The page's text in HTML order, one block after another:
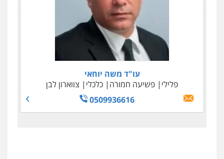
עו"ד משה יוחאי
פלילי
פשיעה חמורה כלכלי
צווארון לבן
0509936616